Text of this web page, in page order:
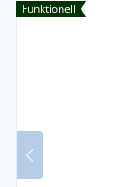
Funktionell